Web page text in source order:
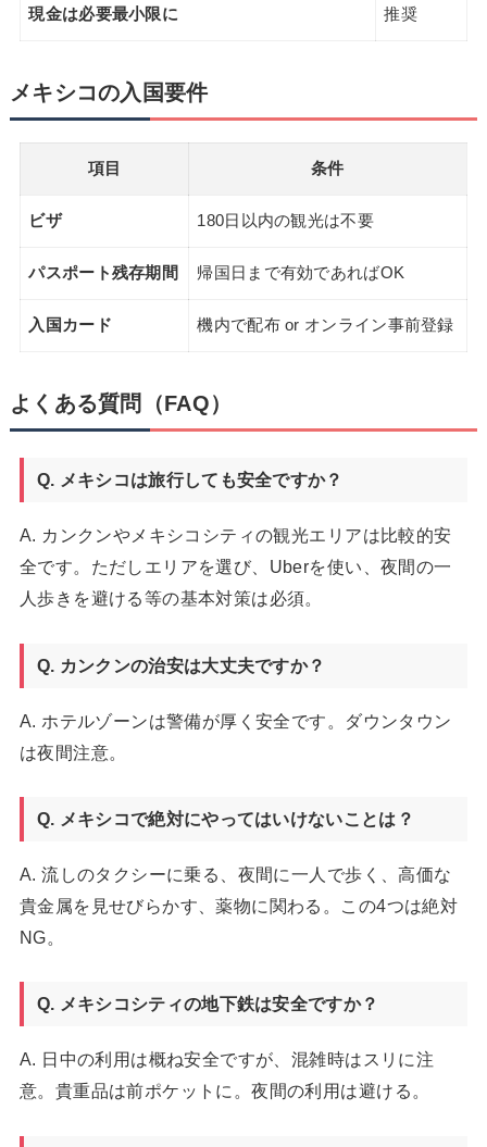
現金は必要最小限に 推奨
メキシコの入国要件
項目 条件
ビザ 180日以内の観光は不要
パスポート残存期間 帰国日まで有効であればOK
入国カード 機内で配布 or オンライン事前登録
よくある質問（FAQ）
Q. メキシコは旅行しても安全ですか？
A. カンクンやメキシコシティの観光エリアは比較的安
全です。ただしエリアを選び、Uberを使い、夜間の一
人歩きを避ける等の基本対策は必須。
Q. カンクンの治安は大丈夫ですか？
A. ホテルゾーンは警備が厚く安全です。ダウンタウン
は夜間注意。
Q. メキシコで絶対にやってはいけないことは？
A. 流しのタクシーに乗る、夜間に一人で歩く、高価な
貴金属を見せびらかす、薬物に関わる。この4つは絶対
NG。
Q. メキシコシティの地下鉄は安全ですか？
A. 日中の利用は概ね安全ですが、混雑時はスリに注
意。貴重品は前ポケットに。夜間の利用は避ける。